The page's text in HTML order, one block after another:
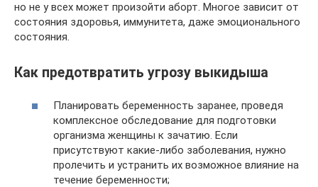
но не у всех может произойти аборт. Многое зависит от
состояния здоровья, иммунитета, даже эмоционального
состояния.
Как предотвратить угрозу выкидыша
Планировать беременность заранее, проведя
комплексное обследование для подготовки
организма женщины к зачатию. Если
присутствуют какие-либо заболевания, нужно
пролечить и устранить их возможное влияние на
течение беременности;